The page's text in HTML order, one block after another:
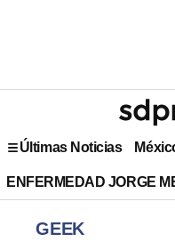
Últimas Noticias
ENFERMEDAD JORGE
GEEK